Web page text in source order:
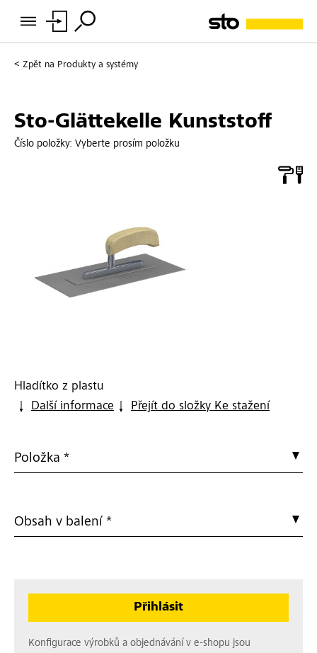
Zpět na Produkty a systémy
Sto-Glättekelle Kunststoff
Číslo položky: Vyberte prosím položku
Hladítko z plastu
Další informace
Přejít do složky Ke stažení
Položka *
Obsah v balení *
Přihlásit
Konfigurace výrobků a objednávání v e-shopu jsou